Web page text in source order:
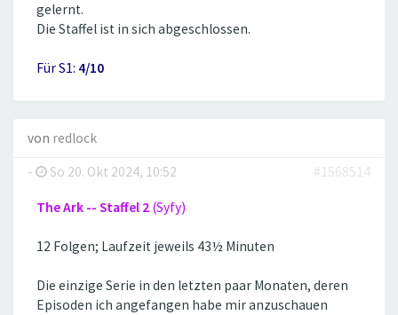
gelernt.
Die Staffel ist in sich abgeschlossen.
Für S1: 4/10
von redlock
-
So 20. Okt 2024, 10:52 #1568514
The Ark -- Staffel 2 (Syfy)
12 Folgen; Laufzeit jeweils 43½ Minuten
Die einzige Serie in den letzten paar Monaten, deren
Episoden ich angefangen habe mir anzuschauen